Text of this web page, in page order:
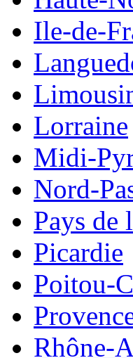
Ile-de-
Lorraine
Midi-
Nord-
Pays de
Picardie
Poitou-
Rhône-